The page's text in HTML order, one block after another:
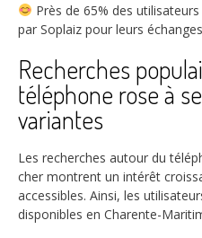
Près de 65% des
par Soplaiz pour leurs
Recherches
téléphone rose à
variantes
Les recherches autour du
cher montrent un intérêt
accessibles. Ainsi, les
disponibles en Charente-